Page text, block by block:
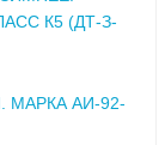
К5 (ДТ-З-
АИ-92-